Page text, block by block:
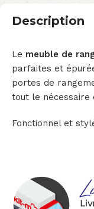
Description
Le meuble de
parfaites et
portes de
tout le nécessaire
Fonctionnel et